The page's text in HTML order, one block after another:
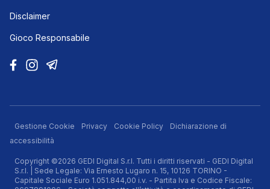
Disclaimer
Gioco Responsabile
Gestione Cookie Privacy Cookie Policy
Dichiarazione di
accessibilità
Copyright ©2026 GEDI Digital S.r.l. Tutti i diritti riservati - GEDI Digital
S.r.l. | Sede Legale: Via Ernesto Lugaro n. 15, 10126 TORINO -
Capitale Sociale Euro 1.051.844,00 i.v. - Partita Iva e Codice Fiscale: